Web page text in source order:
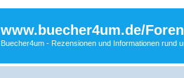
www.buecher4um.de/Foren
Buecher4um - Rezensionen und Informationen rund